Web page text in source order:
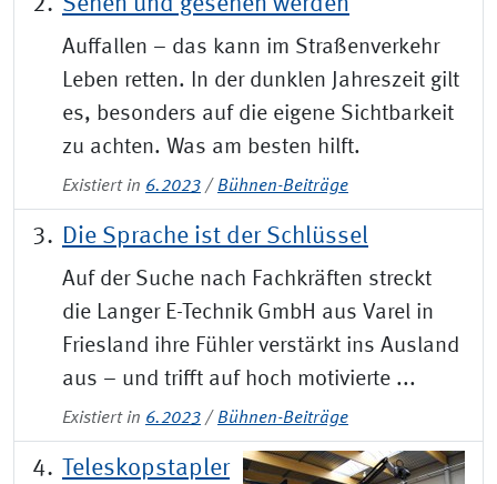
Auffallen – das kann im Straßenverkehr
Leben retten. In der dunklen Jahreszeit gilt
es, besonders auf die eigene Sichtbarkeit
zu achten. Was am besten hilft.
Existiert in 6.2023 / Bühnen-Beiträge
Die Sprache ist der Schlüssel
Auf der Suche nach Fachkräften streckt
die Langer E-Technik GmbH aus Varel in
Friesland ihre Fühler verstärkt ins Ausland
aus – und trifft auf hoch motivierte ...
Existiert in 6.2023 / Bühnen-Beiträge
Teleskopstapler